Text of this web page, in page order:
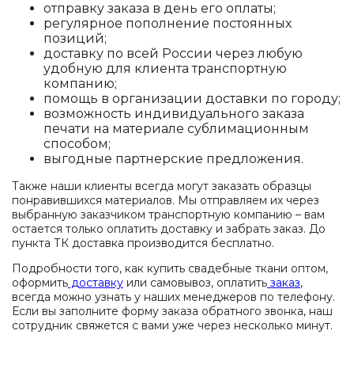
отправку заказа в день его оплаты;
регулярное пополнение постоянных
позиций;
доставку по всей России через любую
удобную для клиента транспортную
компанию;
помощь в организации доставки по городу;
возможность индивидуального заказа
печати на материале сублимационным
способом;
выгодные партнерские предложения.
Также наши клиенты всегда могут заказать образцы
понравившихся материалов. Мы отправляем их через
выбранную заказчиком транспортную компанию – вам
остается только оплатить доставку и забрать заказ. До
пункта ТК доставка производится бесплатно.
Подробности того, как купить свадебные ткани оптом,
оформить доставку или самовывоз, оплатить заказ,
всегда можно узнать у наших менеджеров по телефону.
Если вы заполните форму заказа обратного звонка, наш
сотрудник свяжется с вами уже через несколько минут.